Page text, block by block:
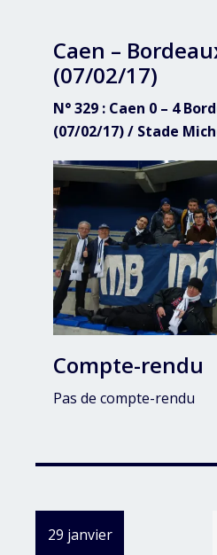
Caen –
(07/02/17)
N° 329 : Caen 0 – 4
(07/02/17) / Stade
Compte-rendu
Pas de compte-rendu
29 janvier